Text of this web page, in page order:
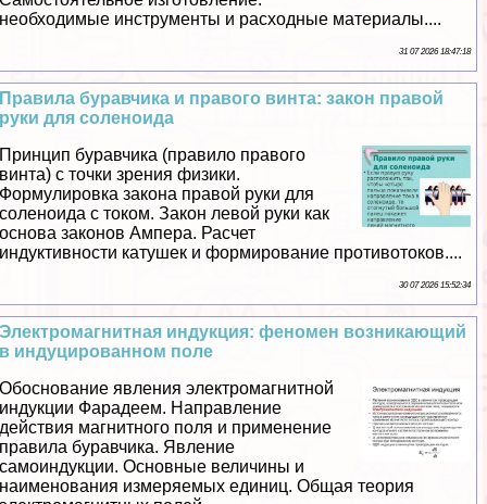
необходимые инструменты и расходные материалы....
31 07 2026 18:47:18
Правила буравчика и правого винта: закон правой
руки для соленоида
Принцип буравчика (правило правого
винта) с точки зрения физики.
Формулировка закона правой руки для
соленоида с током. Закон левой руки как
основа законов Ампера. Расчет
индуктивности катушек и формирование противотоков....
30 07 2026 15:52:34
Электромагнитная индукция: феномен возникающий
в индуцированном поле
Обоснование явления электромагнитной
индукции Фарадеем. Направление
действия магнитного поля и применение
правила буравчика. Явление
самоиндукции. Основные величины и
наименования измеряемых единиц. Общая теория